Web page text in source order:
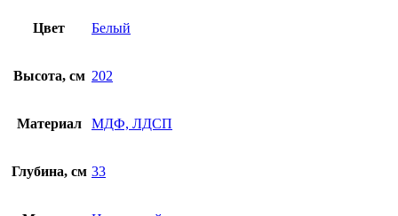
Цвет Белый
Высота, см 202
Материал МДФ, ЛДСП
Глубина, см 33